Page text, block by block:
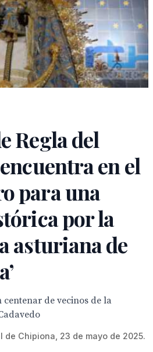
Regla del
en el
para una
por la
asturiana de
centenar de vecinos de la
de Chipiona, 23 de mayo de 2025.